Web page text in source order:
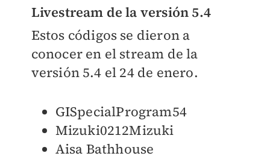
Livestream de la versión 5.4
Estos códigos se dieron a
conocer en el stream de la
versión 5.4 el 24 de enero.
GISpecialProgram54
Mizuki0212Mizuki
Aisa Bathhouse